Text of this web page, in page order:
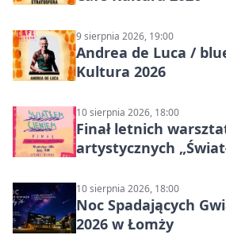
9 sierpnia 2026, 19:00
Andrea de Luca /
Kultura 2026
10 sierpnia 2026, 18:00
Finał letnich
artystycznych
10 sierpnia 2026, 18:00
Noc Spadających
2026 w Łomży